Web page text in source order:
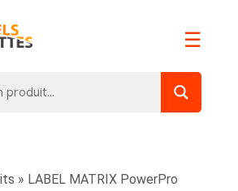
☰
» LABEL MATRIX PowerPro